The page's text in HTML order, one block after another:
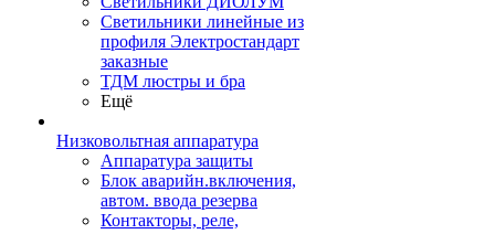
Светильники линейные из
профиля Электростандарт
заказные
ТДМ люстры и бра
Ещё
Низковольтная аппаратура
Аппаратура защиты
Блок аварийн.включения,
автом. ввода резерва
Контакторы, реле,